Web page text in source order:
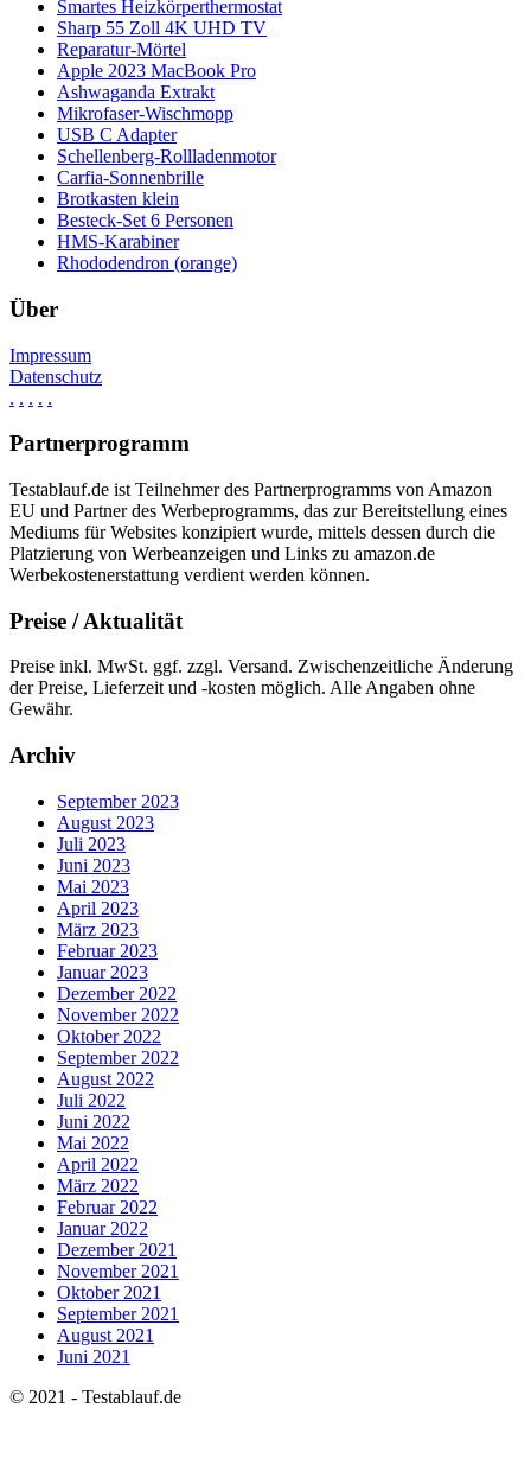
Smartes Heizkörperthermostat
Sharp 55 Zoll 4K UHD TV
Reparatur-Mörtel
Apple 2023 MacBook Pro
Ashwaganda Extrakt
Mikrofaser-Wischmopp
USB C Adapter
Schellenberg-Rollladenmotor
Carfia-Sonnenbrille
Brotkasten klein
Besteck-Set 6 Personen
HMS-Karabiner
Rhododendron (orange)
Über
Impressum
Datenschutz
. . . . .
Partnerprogramm
Testablauf.de ist Teilnehmer des Partnerprogramms von Amazon
EU und Partner des Werbeprogramms, das zur Bereitstellung eines
Mediums für Websites konzipiert wurde, mittels dessen durch die
Platzierung von Werbeanzeigen und Links zu amazon.de
Werbekostenerstattung verdient werden können.
Preise / Aktualität
Preise inkl. MwSt. ggf. zzgl. Versand. Zwischenzeitliche Änderung
der Preise, Lieferzeit und -kosten möglich. Alle Angaben ohne
Gewähr.
Archiv
September 2023
August 2023
Juli 2023
Juni 2023
Mai 2023
April 2023
März 2023
Februar 2023
Januar 2023
Dezember 2022
November 2022
Oktober 2022
September 2022
August 2022
Juli 2022
Juni 2022
Mai 2022
April 2022
März 2022
Februar 2022
Januar 2022
Dezember 2021
November 2021
Oktober 2021
September 2021
August 2021
Juni 2021
© 2021 - Testablauf.de